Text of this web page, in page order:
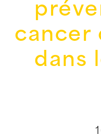
cancer
dans